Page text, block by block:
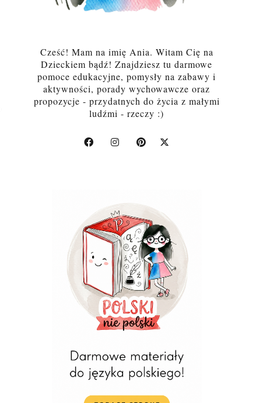
Cześć! Mam na imię Ania. Witam Cię na
Dzieckiem bądź! Znajdziesz tu darmowe
pomoce edukacyjne, pomysły na zabawy i
aktywności, porady wychowawcze oraz
propozycje - przydatnych do życia z małymi
ludźmi - rzeczy :)